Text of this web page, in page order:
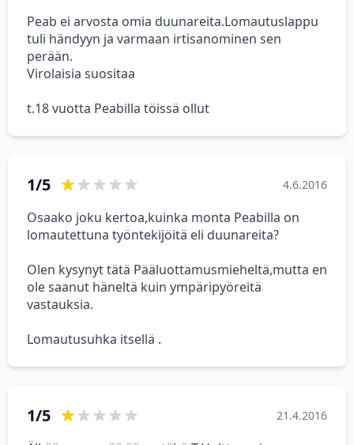
Peab ei arvosta omia duunareita.Lomautuslappu
tuli händyyn ja varmaan irtisanominen sen
perään.
Virolaisia suositaa
t.18 vuotta Peabilla töissä ollut
1/5 4.6.2016
Osaako joku kertoa,kuinka monta Peabilla on
lomautettuna työntekijöitä eli duunareita?
Olen kysynyt tätä Pääluottamusmieheltä,mutta en
ole saanut häneltä kuin ympäripyöreitä
vastauksia.
Lomautusuhka itsellä .
1/5 21.4.2016